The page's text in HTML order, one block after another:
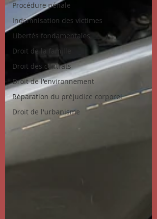
Procédure pénale
Indemnisation des victimes
Libertés fondamentales
Droit de la famille
Droit des contrats
Droit de l'environnement
Réparation du préjudice corporel
Droit de l'urbanisme